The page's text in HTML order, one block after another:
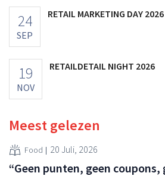
24
SEP
RETAIL MARKETING DAY 2026
19
NOV
RETAILDETAIL NIGHT 2026
Meest gelezen
Food 20 Juli, 2026
“Geen punten, geen coupons,